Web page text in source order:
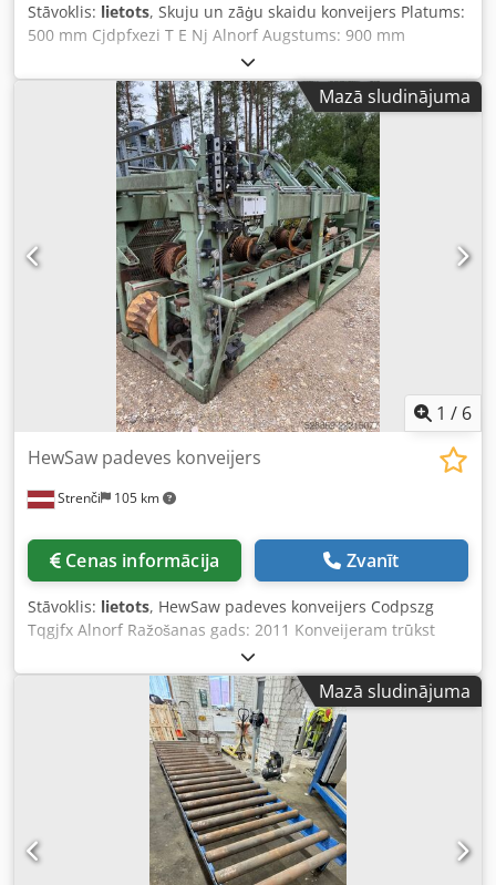
Stāvoklis: lietots, Skuju un zāģu skaidu konveijers Platums:
500 mm Cjdpfxezi T E Nj Alnorf Augstums: 900 mm
Izmanto skuju un zāģu skaidu transportēšanai pēc
sijāšanas.
Mazā sludinājuma
1 / 6
Strenči 105 km
HewSaw padeves konveijers
Cenas informācija Zvanīt
Stāvoklis: lietots, HewSaw padeves konveijers Codpszg
Tqgjfx Alnorf Ražošanas gads: 2011 Konveijeram trūkst
Mazā sludinājuma